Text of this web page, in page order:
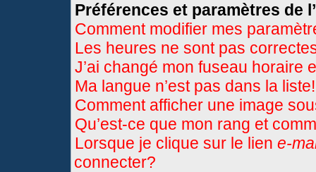
Préférences et paramètres de
Comment modifier mes
Les heures ne sont pas
J’ai changé mon fuseau horaire
Ma langue n’est pas dans la liste!
Comment afficher une image
Qu’est-ce que mon rang et
Lorsque je clique sur le lien e-
connecter?